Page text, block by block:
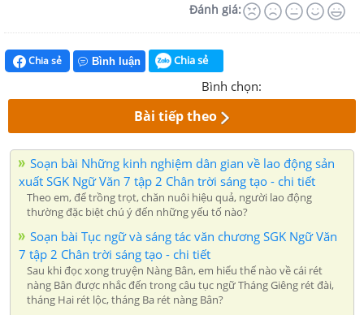
Đánh giá:
Chia sẻ Bình luận Chia sẻ
Bình chọn:
Bài tiếp theo
Soạn bài Những kinh nghiệm dân gian về lao động sản
xuất SGK Ngữ Văn 7 tập 2 Chân trời sáng tạo - chi tiết
Theo em, để trồng trọt, chăn nuôi hiệu quả, người lao động
thường đặc biệt chú ý đến những yếu tố nào?
Soạn bài Tục ngữ và sáng tác văn chương SGK Ngữ Văn
7 tập 2 Chân trời sáng tạo - chi tiết
Sau khi đọc xong truyện Nàng Bân, em hiểu thế nào về cái rét
nàng Bân được nhắc đến trong câu tục ngữ Tháng Giêng rét đài,
tháng Hai rét lộc, tháng Ba rét nàng Bân?